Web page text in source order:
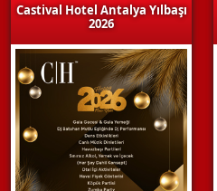
Castival Hotel Antalya Yılbaşı
2026